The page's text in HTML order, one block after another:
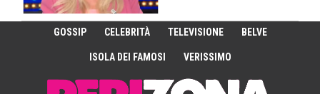
GOSSIP CELEBRITÀ TELEVISIONE BELVE
ISOLA DEI FAMOSI VERISSIMO